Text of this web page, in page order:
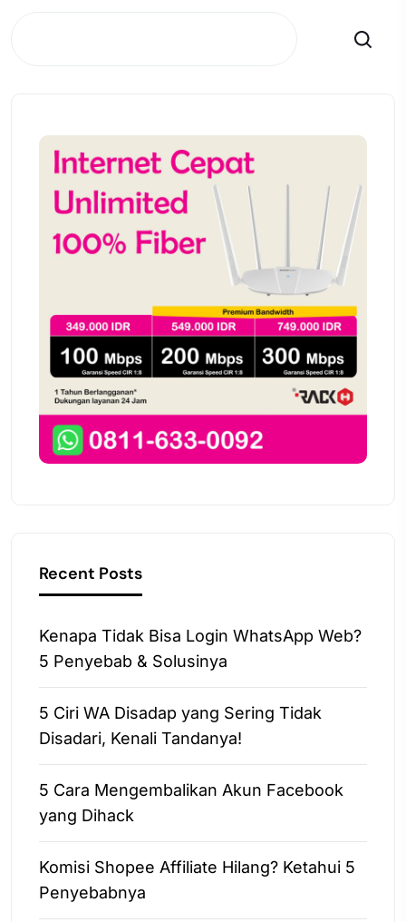
Search
Recent Posts
Kenapa Tidak Bisa Login WhatsApp Web?
5 Penyebab & Solusinya
5 Ciri WA Disadap yang Sering Tidak
Disadari, Kenali Tandanya!
5 Cara Mengembalikan Akun Facebook
yang Dihack
Komisi Shopee Affiliate Hilang? Ketahui 5
Penyebabnya